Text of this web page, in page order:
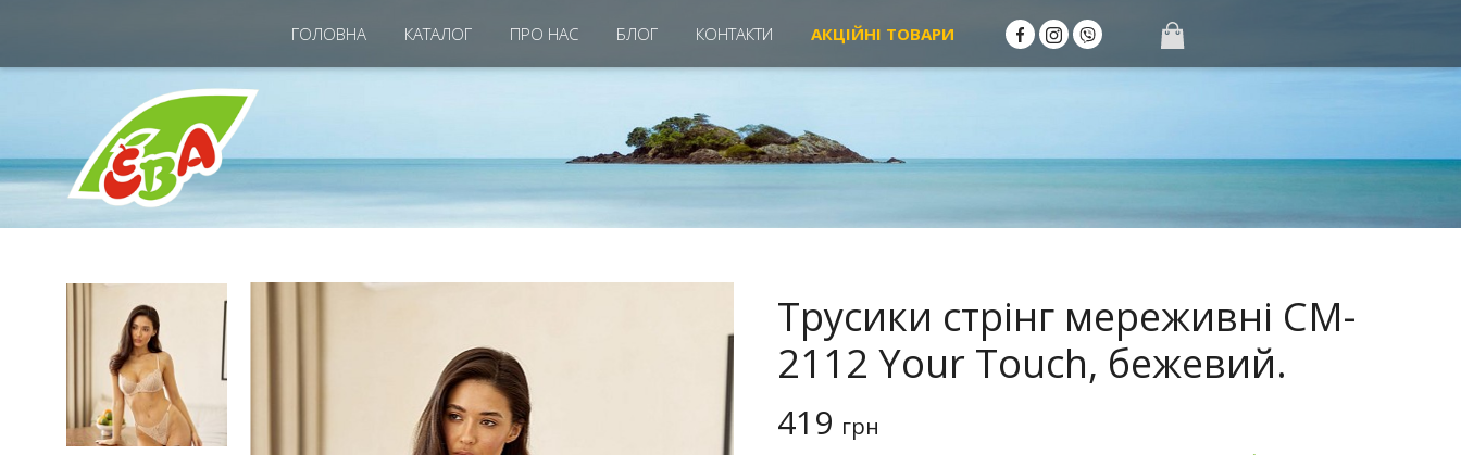
ГОЛОВНА КАТАЛОГ ПРО НАС БЛОГ КОНТАКТИ АКЦIЙНІ ТОВАРИ
Трусики стрінг мереживні CM-
2112 Your Touch, бежевий.
419 грн